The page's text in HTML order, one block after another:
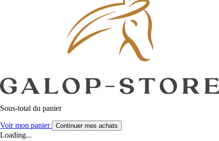
Sous-total du panier
Voir mon panier Continuer mes achats
Loading...